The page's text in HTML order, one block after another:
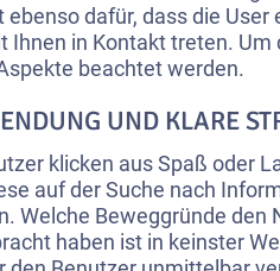
ebenso dafür, dass die
Ihnen in Kontakt treten. Um
beachtet werden.
UND KLARE
klicken aus Spaß oder
auf der Suche nach
Welche Beweggründe den
haben ist in keinster